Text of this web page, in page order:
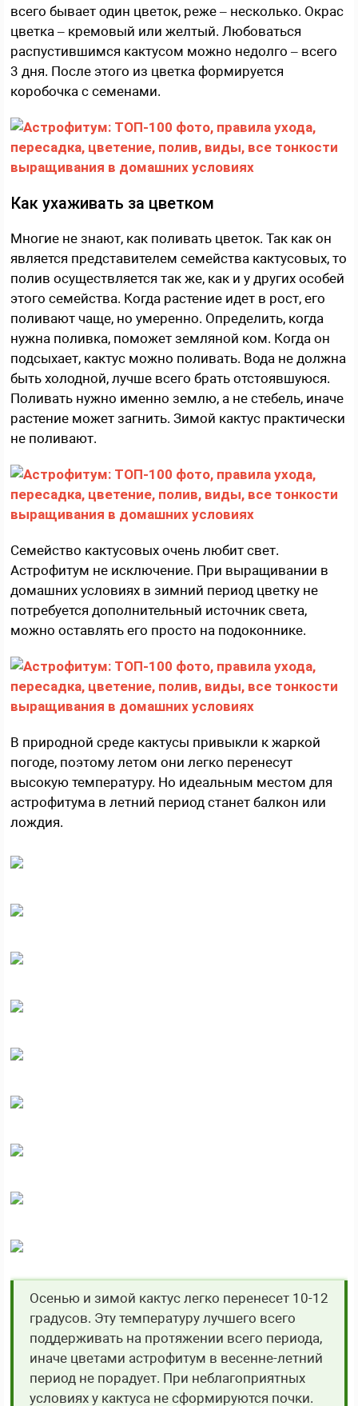
всего бывает один цветок, реже – несколько. Окрас
цветка – кремовый или желтый. Любоваться
распустившимся кактусом можно недолго – всего
3 дня. После этого из цветка формируется
коробочка с семенами.
Как ухаживать за цветком
Многие не знают, как поливать цветок. Так как он
является представителем семейства кактусовых, то
полив осуществляется так же, как и у других особей
этого семейства. Когда растение идет в рост, его
поливают чаще, но умеренно. Определить, когда
нужна поливка, поможет земляной ком. Когда он
подсыхает, кактус можно поливать. Вода не должна
быть холодной, лучше всего брать отстоявшуюся.
Поливать нужно именно землю, а не стебель, иначе
растение может загнить. Зимой кактус практически
не поливают.
Семейство кактусовых очень любит свет.
Астрофитум не исключение. При выращивании в
домашних условиях в зимний период цветку не
потребуется дополнительный источник света,
можно оставлять его просто на подоконнике.
В природной среде кактусы привыкли к жаркой
погоде, поэтому летом они легко перенесут
высокую температуру. Но идеальным местом для
астрофитума в летний период станет балкон или
лождия.
Осенью и зимой кактус легко перенесет 10-12
градусов. Эту температуру лучшего всего
поддерживать на протяжении всего периода,
иначе цветами астрофитум в весенне-летний
период не порадует. При неблагоприятных
условиях у кактуса не сформируются почки.